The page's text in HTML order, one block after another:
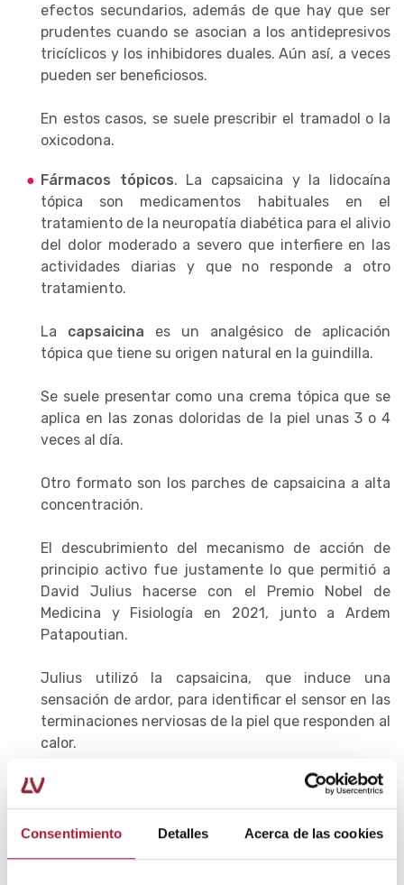
Consentimiento Detalles Acerca de las cookies
efectos secundarios, además de que hay que ser
prudentes cuando se asocian a los antidepresivos
tricíclicos y los inhibidores duales. Aún así, a veces
pueden ser beneficiosos.
En estos casos, se suele prescribir el tramadol o la
oxicodona.
Fármacos tópicos. La capsaicina y la lidocaína
tópica son medicamentos habituales en el
tratamiento de la neuropatía diabética para el alivio
del dolor moderado a severo que interfiere en las
actividades diarias y que no responde a otro
tratamiento.
La capsaicina es un analgésico de aplicación
tópica que tiene su origen natural en la guindilla.
Se suele presentar como una crema tópica que se
aplica en las zonas doloridas de la piel unas 3 o 4
veces al día.
Otro formato son los parches de capsaicina a alta
concentración.
El descubrimiento del mecanismo de acción de
principio activo fue justamente lo que permitió a
David Julius hacerse con el Premio Nobel de
Medicina y Fisiología en 2021, junto a Ardem
Patapoutian.
Julius utilizó la capsaicina, que induce una
sensación de ardor, para identificar el sensor en las
terminaciones nerviosas de la piel que responden al
calor.
En cuanto a la lidocaína, se aplica en forma de
parches y en algunas personas puede ser útil por
su buen perfil de eficacia/seguridad.